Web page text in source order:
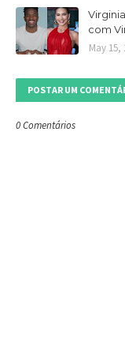
com
May 15,
POSTAR UM
0 Comentários